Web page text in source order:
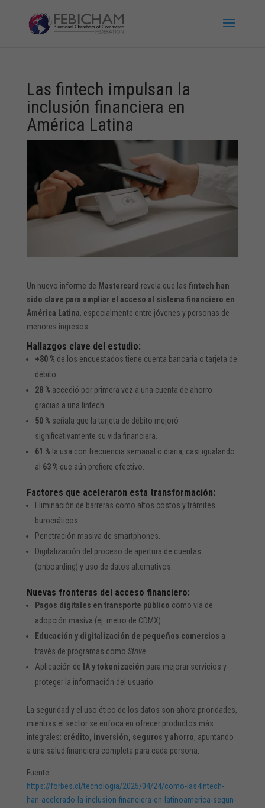
Las fintech impulsan la
inclusión financiera en
América Latina
Un nuevo informe de Mastercard revela que las fintech han
sido clave para ampliar el acceso al sistema financiero en
América Latina, especialmente entre jóvenes y personas de
menores ingresos.
Hallazgos clave del estudio:
+80 % de los encuestados tiene cuenta bancaria o tarjeta de
débito.
28 % accedió por primera vez a una cuenta de ahorro
gracias a una fintech.
50 % señala que la tarjeta de débito mejoró
significativamente su vida financiera.
61 % la usa con frecuencia semanal o diaria, casi igualando
al 63 % que aún prefiere efectivo.
Factores que aceleraron esta transformación:
Eliminación de barreras como altos costos y trámites
burocráticos.
Penetración masiva de smartphones.
Digitalización del proceso de apertura de cuentas
(onboarding) y uso de datos alternativos.
Nuevas fronteras del acceso financiero:
Pagos digitales en transporte público como vía de
adopción masiva (ej: metro de CDMX).
Educación y digitalización de pequeños comercios a
través de programas como Strive.
Aplicación de IA y tokenización para mejorar servicios y
proteger la información del usuario.
La seguridad y el uso ético de los datos son ahora prioridades,
mientras el sector se enfoca en ofrecer productos más
integrales: crédito, inversión, seguros y ahorro, apuntando
a una salud financiera completa para cada persona.
Fuente:
https://forbes.cl/tecnologia/2025/04/24/como-las-fintech-
han-acelerado-la-inclusion-financiera-en-latinoamerica-segun-